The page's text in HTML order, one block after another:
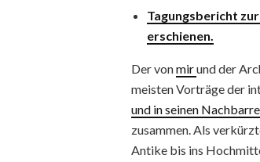
Tagungsbericht
erschienen.
Der vonmirund der
meisten Vorträge der
und in seinen
zusammen. Als
Antike bis ins